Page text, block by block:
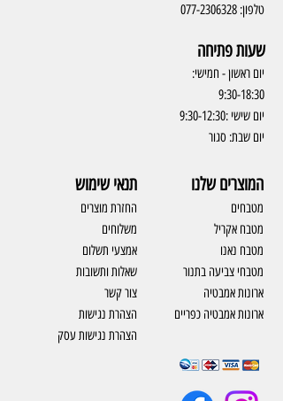
טלפון: 077-2306328
שעות פתיחה
יום ראשון - חמישי:
9:30-18:30
יום שישי :9:30-12:30
יום שבת: סגור
תנאי שימוש
החזרת מוצרים
משלוחים
אמצעי תשלום
שאלות ותשובות
צור קשר
​הצהרת נגישות
הצהרת נגישות עסק
המוצרים שלנו
מטבחים
מטבח אקריל
מטבח נאנו
מטבחי צביעה בתנור
ארונות אמבטיה
ארונות אמבטיה כפריים